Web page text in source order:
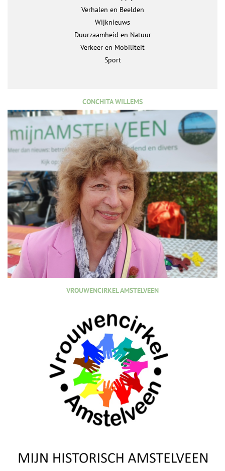
Verhalen en Beelden
Wijknieuws
Duurzaamheid en Natuur
Verkeer en Mobiliteit
Sport
CONCHITA WILLEMS
VROUWENCIRKEL AMSTELVEEN